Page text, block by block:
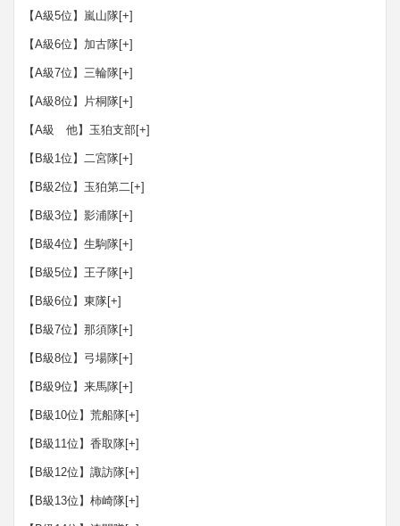
【A級5位】嵐山隊[+]
【A級6位】加古隊[+]
【A級7位】三輪隊[+]
【A級8位】片桐隊[+]
【A級 他】玉狛支部[+]
【B級1位】二宮隊[+]
【B級2位】玉狛第二[+]
【B級3位】影浦隊[+]
【B級4位】生駒隊[+]
【B級5位】王子隊[+]
【B級6位】東隊[+]
【B級7位】那須隊[+]
【B級8位】弓場隊[+]
【B級9位】来馬隊[+]
【B級10位】荒船隊[+]
【B級11位】香取隊[+]
【B級12位】諏訪隊[+]
【B級13位】柿崎隊[+]